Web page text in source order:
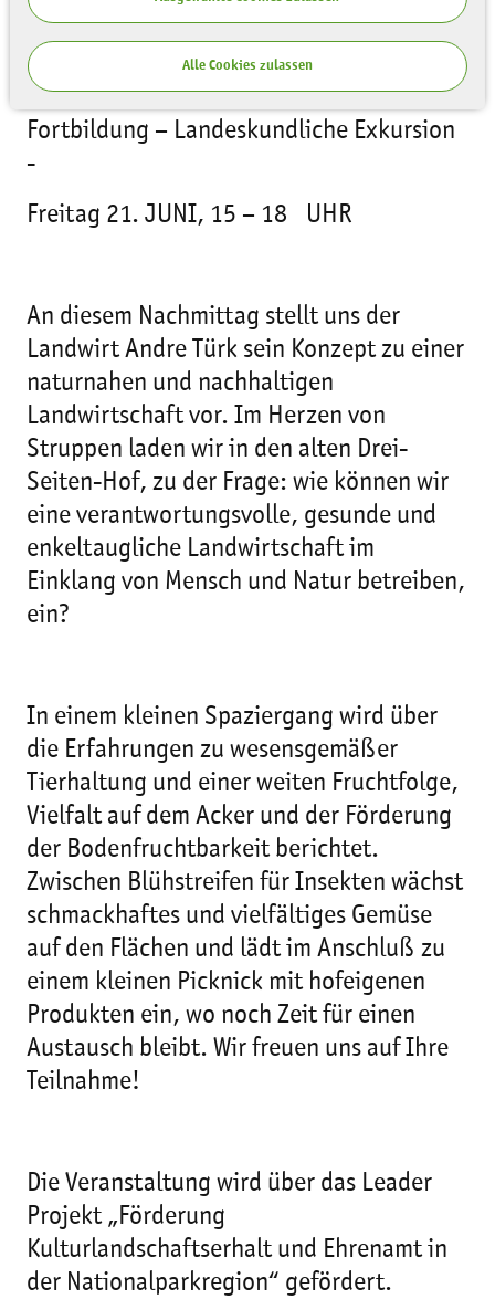
Alle Cookies zulassen
Fortbildung – Landeskundliche Exkursion
-
Freitag 21. JUNI, 15 – 18 UHR
An diesem Nachmittag stellt uns der
Landwirt Andre Türk sein Konzept zu einer
naturnahen und nachhaltigen
Landwirtschaft vor. Im Herzen von
Struppen laden wir in den alten Drei-
Seiten-Hof, zu der Frage: wie können wir
eine verantwortungsvolle, gesunde und
enkeltaugliche Landwirtschaft im
Einklang von Mensch und Natur betreiben,
ein?
In einem kleinen Spaziergang wird über
die Erfahrungen zu wesensgemäßer
Tierhaltung und einer weiten Fruchtfolge,
Vielfalt auf dem Acker und der Förderung
der Bodenfruchtbarkeit berichtet.
Zwischen Blühstreifen für Insekten wächst
schmackhaftes und vielfältiges Gemüse
auf den Flächen und lädt im Anschluß zu
einem kleinen Picknick mit hofeigenen
Produkten ein, wo noch Zeit für einen
Austausch bleibt. Wir freuen uns auf Ihre
Teilnahme!
Die Veranstaltung wird über das Leader
Projekt „Förderung
Kulturlandschaftserhalt und Ehrenamt in
der Nationalparkregion“ gefördert.